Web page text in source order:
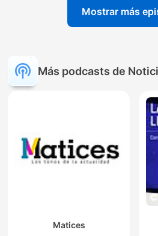
Mostrar más
Más podcasts de
Matices